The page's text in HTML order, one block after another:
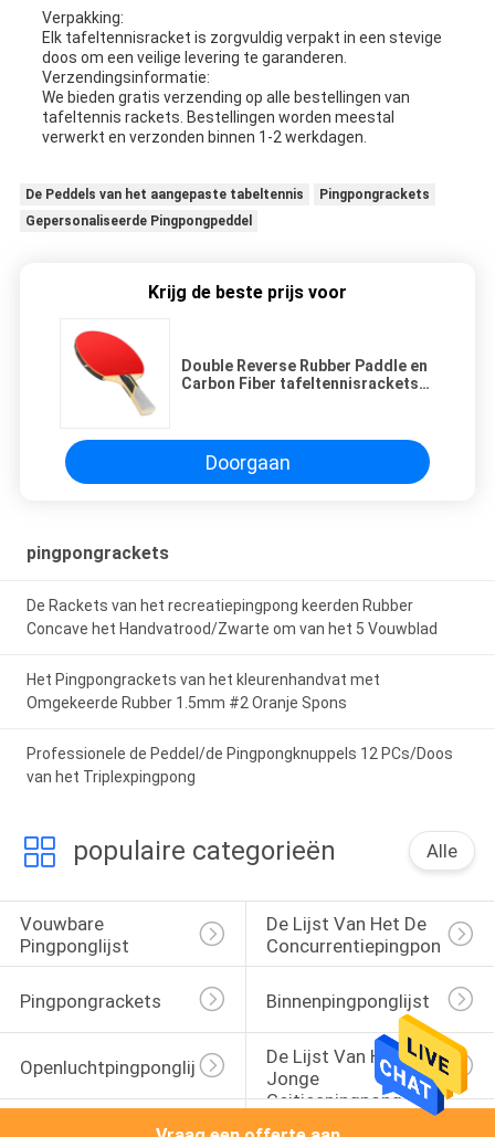
Verpakking:
Elk tafeltennisracket is zorgvuldig verpakt in een stevige
doos om een veilige levering te garanderen.
Verzendingsinformatie:
We bieden gratis verzending op alle bestellingen van
tafeltennis rackets. Bestellingen worden meestal
verwerkt en verzonden binnen 1-2 werkdagen.
De Peddels van het aangepaste tabeltennis
Pingpongrackets
Gepersonaliseerde Pingpongpeddel
Krijg de beste prijs voor
Double Reverse Rubber Paddle en
Carbon Fiber tafeltennisrackets
Doorgaan
pingpongrackets
De Rackets van het recreatiepingpong keerden Rubber
Concave het Handvatrood/Zwarte om van het 5 Vouwblad
Het Pingpongrackets van het kleurenhandvat met
Omgekeerde Rubber 1.5mm #2 Oranje Spons
Professionele de Peddel/de Pingpongknuppels 12 PCs/Doos
van het Triplexpingpong
populaire categorieën Alle
Vouwbare
Pingponglijst
De Lijst Van Het De
Concurrentiepingpong
Pingpongrackets Binnenpingponglijst
Openluchtpingponglijst
De Lijst Van Het
Jonge
Geitjespingpong